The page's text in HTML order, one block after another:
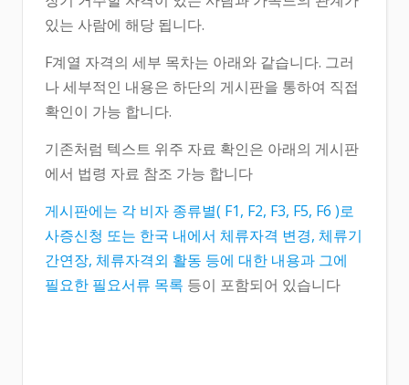
있는 사람에 해당 됩니다.
F계열 자격의 세부 목차는 아래와 같습니다. 그러
나 세부적인 내용은 하단의 게시판을 통하여 직접
확인이 가능 합니다.
기존처럼 텍스트 위주 자료 확인은 아래의 게시판
에서 법령 자료 참조 가능 합니다
게시판에는 각 비자 종류별( F1, F2, F3, F5, F6 )로
사증신청 또는 한국 내에서 체류자격 변경, 체류기
간연장, 체류자격외 활동 등에 대한 내용과 그에
필요한 필요서류 목록 등이 포함되어 있습니다